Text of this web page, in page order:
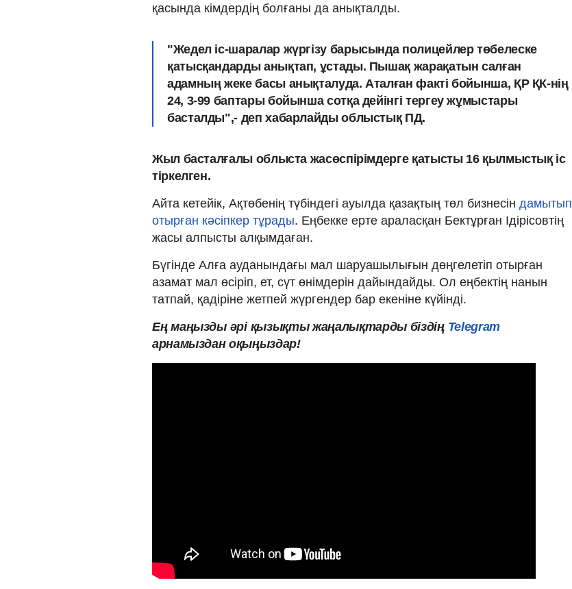
қасында кімдердің болғаны да анықталды.
"Жедел іс-шаралар жүргізу барысында полицейлер төбелеске
қатысқандарды анықтап, ұстады. Пышақ жарақатын салған
адамның жеке басы анықталуда. Аталған факті бойынша, ҚР ҚК-нің
24, 3-99 баптары бойынша сотқа дейінгі тергеу жұмыстары
басталды",- деп хабарлайды облыстық ПД.
Жыл басталғалы облыста жасөспірімдерге қатысты 16 қылмыстық іс
тіркелген.
Айта кетейік, Ақтөбенің түбіндегі ауылда қазақтың төл бизнесін дамытып
отырған кәсіпкер тұрады. Еңбекке ерте араласқан Бектұрған Ідірісовтің
жасы алпысты алқымдаған.
Бүгінде Алға ауданындағы мал шаруашылығын дөңгелетіп отырған
азамат мал өсіріп, ет, сүт өнімдерін дайындайды. Ол еңбектің нанын
татпай, қадіріне жетпей жүргендер бар екеніне күйінді.
Ең маңызды әрі қызықты жаңалықтарды біздің Telegram
арнамыздан оқыңыздар!